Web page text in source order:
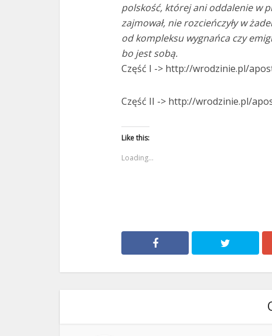
polskość, której ani oddalenie w
zajmował, nie rozcieńczyły w
od kompleksu wygnańca czy
bo jest sobą.
Część I -> http://wrodzinie.pl/
Część II -> http://wrodzinie.pl/
Like this:
Loading...